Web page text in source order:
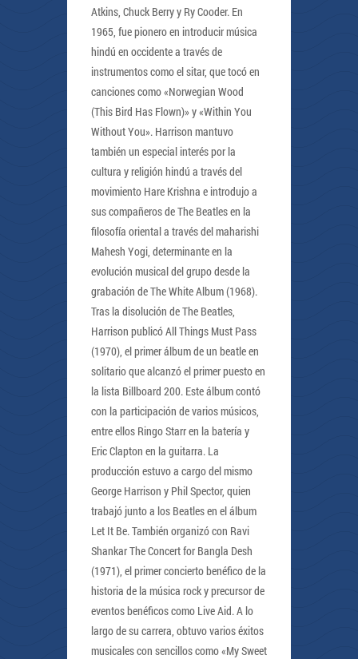
Atkins, Chuck Berry y Ry Cooder. En
1965, fue pionero en introducir música
hindú en occidente a través de
instrumentos como el sitar, que tocó en
canciones como «Norwegian Wood
(This Bird Has Flown)» y «Within You
Without You». Harrison mantuvo
también un especial interés por la
cultura y religión hindú a través del
movimiento Hare Krishna e introdujo a
sus compañeros de The Beatles en la
filosofía oriental a través del maharishi
Mahesh Yogi, determinante en la
evolución musical del grupo desde la
grabación de The White Album (1968).
Tras la disolución de The Beatles,
Harrison publicó All Things Must Pass
(1970), el primer álbum de un beatle en
solitario que alcanzó el primer puesto en
la lista Billboard 200. Este álbum contó
con la participación de varios músicos,
entre ellos Ringo Starr en la batería y
Eric Clapton en la guitarra. La
producción estuvo a cargo del mismo
George Harrison y Phil Spector, quien
trabajó junto a los Beatles en el álbum
Let It Be. También organizó con Ravi
Shankar The Concert for Bangla Desh
(1971), el primer concierto benéfico de la
historia de la música rock y precursor de
eventos benéficos como Live Aid. A lo
largo de su carrera, obtuvo varios éxitos
musicales con sencillos como «My Sweet